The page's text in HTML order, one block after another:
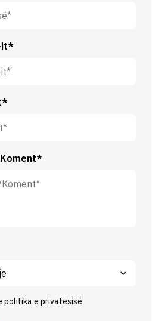
it*
politika e privatësisë